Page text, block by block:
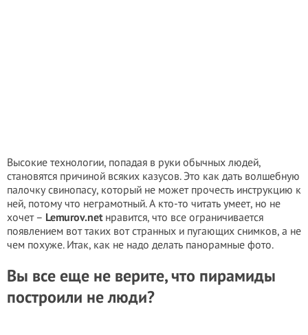
Высокие технологии, попадая в руки обычных людей,
становятся причиной всяких казусов. Это как дать волшебную
палочку свинопасу, который не может прочесть инструкцию к
ней, потому что неграмотный. А кто-то читать умеет, но не
хочет – Lemurov.netнравится, что все ограничивается
появлением вот таких вот странных и пугающих снимков, а не
чем похуже. Итак, как не надо делать панорамные фото.
Вы все еще не верите, что пирамиды
построили не люди?